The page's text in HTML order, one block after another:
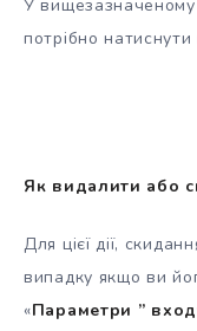
У вищезазначеному
потрібно натиснути
Як видалити або
Для цієї дії,
випадку якщо ви
«Параметри ”